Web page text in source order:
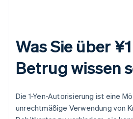
Was Sie über
Betrug wissen
Die 1-Yen-Autorisierung ist eine
unrechtmäßige Verwendung von